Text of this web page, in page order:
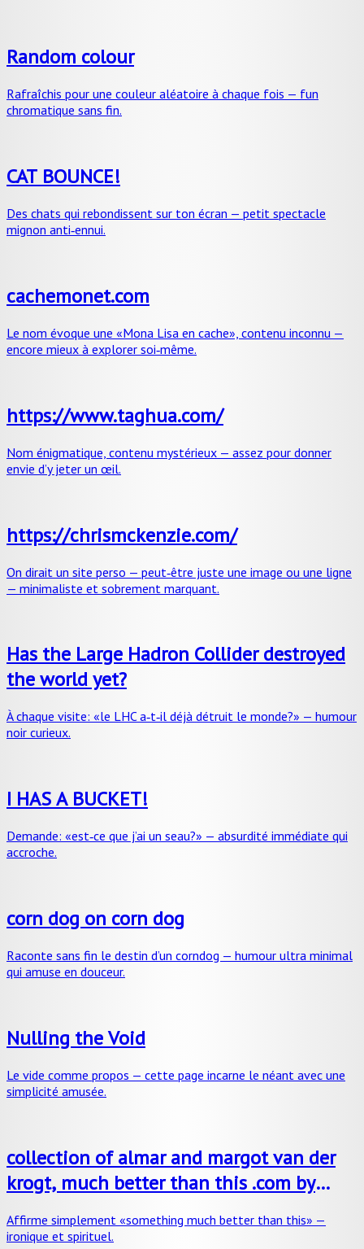
Random colour
Rafraîchis pour une couleur aléatoire à chaque fois — fun
chromatique sans fin.
CAT BOUNCE!
Des chats qui rebondissent sur ton écran — petit spectacle
mignon anti‑ennui.
cachemonet.com
Le nom évoque une «Mona Lisa en cache», contenu inconnu —
encore mieux à explorer soi‑même.
https://www.taghua.com/
Nom énigmatique, contenu mystérieux — assez pour donner
envie d’y jeter un œil.
https://chrismckenzie.com/
On dirait un site perso — peut‑être juste une image ou une ligne
— minimaliste et sobrement marquant.
Has the Large Hadron Collider destroyed
the world yet?
À chaque visite: «le LHC a‑t‑il déjà détruit le monde?» — humour
noir curieux.
I HAS A BUCKET!
Demande: «est‑ce que j’ai un seau?» — absurdité immédiate qui
accroche.
corn dog on corn dog
Raconte sans fin le destin d’un corndog — humour ultra minimal
qui amuse en douceur.
Nulling the Void
Le vide comme propos — cette page incarne le néant avec une
simplicité amusée.
collection of almar and margot van der
krogt, much better than this .com by
Affirme simplement «something much better than this» —
ironique et spirituel.